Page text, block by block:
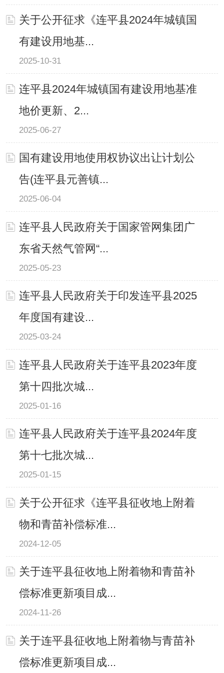
关于公开征求《连平县2024年城镇国
有建设用地基...
2025-10-31
连平县2024年城镇国有建设用地基准
地价更新、2...
2025-06-27
国有建设用地使用权协议出让计划公
告(连平县元善镇...
2025-06-04
连平县人民政府关于国家管网集团广
东省天然气管网“...
2025-05-23
连平县人民政府关于印发连平县2025
年度国有建设...
2025-03-24
连平县人民政府关于连平县2023年度
第十四批次城...
2025-01-16
连平县人民政府关于连平县2024年度
第十七批次城...
2025-01-15
关于公开征求《连平县征收地上附着
物和青苗补偿标准...
2024-12-05
关于连平县征收地上附着物和青苗补
偿标准更新项目成...
2024-11-26
关于连平县征收地上附着物与青苗补
偿标准更新项目成...